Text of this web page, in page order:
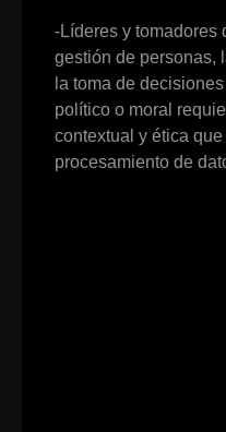
-Líderes y tomadores
gestión de personas,
la toma de
político o moral
contextual y ética
procesamiento de